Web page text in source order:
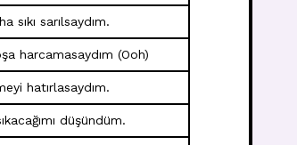
sarılsaydım.
harcamasaydım (Ooh)
hatırlasaydım.
düşündüm.